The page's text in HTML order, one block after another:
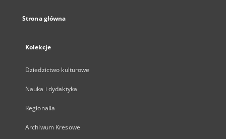
Strona główna
Kolekcje
Dziedzictwo kulturowe
Nauka i dydaktyka
Regionalia
Archiwum Kresowe